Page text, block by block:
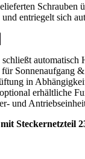
entriegelt sich
automatisch
Sonnenaufgang
in
erhältliche
und
Steckernetzteil